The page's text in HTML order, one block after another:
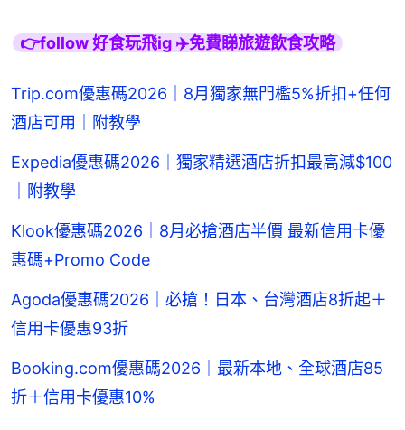
👉follow 好食玩飛ig ✈️免費睇旅遊飲食攻略
Trip.com優惠碼2026｜8月獨家無門檻5%折扣+任何
酒店可用｜附教學
Expedia優惠碼2026｜獨家精選酒店折扣最高減$100
｜附教學
Klook優惠碼2026｜8月必搶酒店半價 最新信用卡優
惠碼+Promo Code
Agoda優惠碼2026｜必搶！日本、台灣酒店8折起＋
信用卡優惠93折
Booking.com優惠碼2026｜最新本地、全球酒店85
折＋信用卡優惠10%